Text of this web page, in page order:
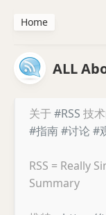
ALL
关于 #RSS 技
#指南#讨论 #
RSS = Really
Summary
Home